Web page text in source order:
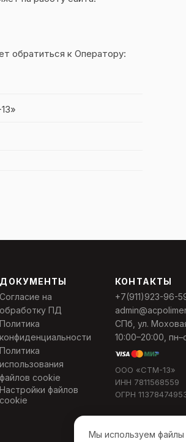
обратиться к Оператору:
ДОКУМЕНТЫ
Согласие на
обработку ПД
Политика
конфиденциальности
Политика
использования
файлов cookie
Настройки файлов
cookie
КОНТАКТЫ
+7(911)923-96-
СПб, ул.
10:00–20:00,
ООО «СТМ-13»
ИНН 7811568559
ОГРН
Мы используем файлы